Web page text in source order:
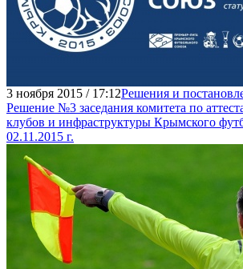
3 ноября 2015 / 17:12Решения и
Решение №3 заседания комитета по
клубов и инфраструктуры Крымского
02.11.2015 г.